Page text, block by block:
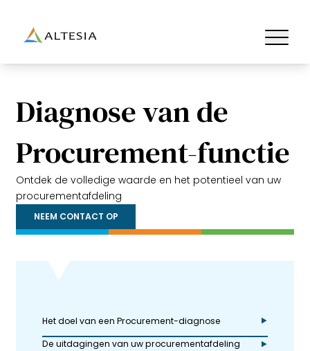
Altesia Ouvrir/
Diagnose van de
Procurement-functie
Ontdek de volledige waarde en het potentieel van uw
procurementafdeling
NEEM CONTACT OP
Het doel van een Procurement-diagnose
De uitdagingen van uw procurementafdeling